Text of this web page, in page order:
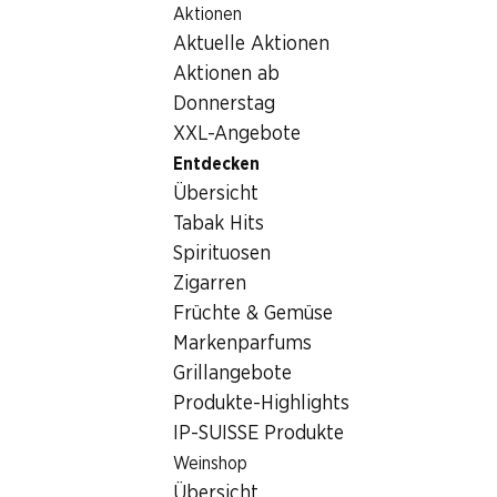
Aktionen
Aktuelle Aktionen
Aktionen ab
Donnerstag
XXL-Angebote
Entdecken
Übersicht
Tabak Hits
Spirituosen
Zigarren
Früchte & Gemüse
Markenparfums
Grillangebote
Produkte-Highlights
IP-SUISSE Produkte
Weinshop
Entdecken Tabak Hits
Tabak Hits
Im Denner finden Sie eine grosse Auswahl an Tabakwaren.